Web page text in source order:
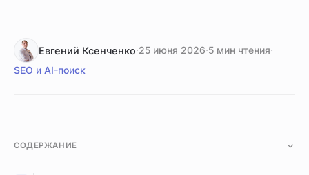
Евгений Ксенченко·25 июня 2026·5 мин чтения·
SEO и AI-поиск
СОДЕРЖАНИЕ